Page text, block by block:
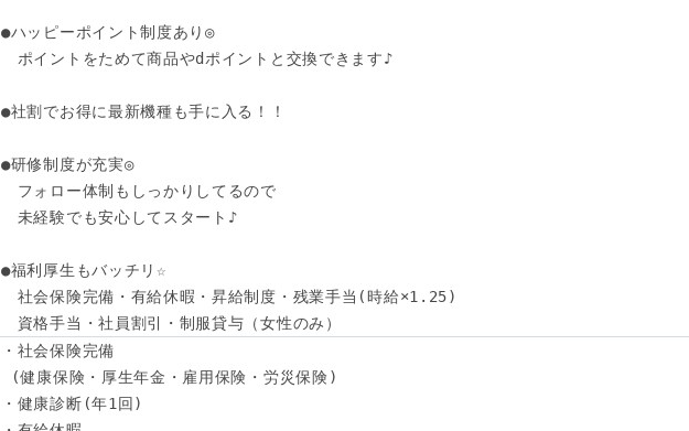
●ハッピーポイント制度あり◎
ポイントをためて商品やdポイントと交換できます♪
●社割でお得に最新機種も手に入る！！
●研修制度が充実◎
フォロー体制もしっかりしてるので
未経験でも安心してスタート♪
●福利厚生もバッチリ☆
社会保険完備・有給休暇・昇給制度・残業手当(時給×1.25)
資格手当・社員割引・制服貸与（女性のみ）
・社会保険完備
(健康保険・厚生年金・雇用保険・労災保険)
・健康診断(年1回)